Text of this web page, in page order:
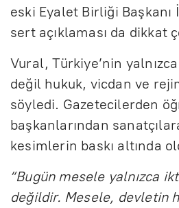
eski Eyalet Birliği Başkanı
sert açıklaması da dikkat
Vural, Türkiye’nin
değil hukuk, vicdan ve
söyledi. Gazetecilerden
başkanlarından
kesimlerin baskı altında
“Bugün mesele yalnızca
değildir. Mesele, devletin